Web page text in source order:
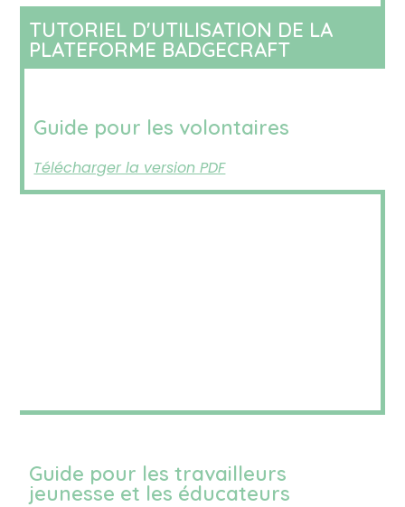
TUTORIEL D'UTILISATION DE LA
PLATEFORME BADGECRAFT
Guide pour les volontaires
Télécharger la version PDF
Guide pour les travailleurs
jeunesse et les éducateurs